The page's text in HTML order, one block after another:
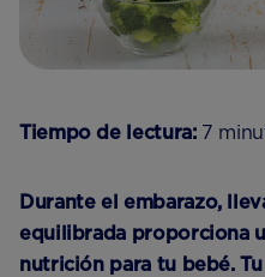
Tiempo de lectura:7
Durante el embarazo,
equilibrada proporciona
nutrición para tu bebé.